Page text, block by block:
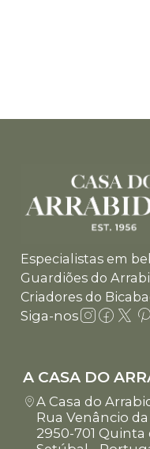
Especialistas em
Guardiões do
Criadores do
Siga-nos
A CASA DO
A Casa do
Rua Venâncio da
2950-701 Quinta